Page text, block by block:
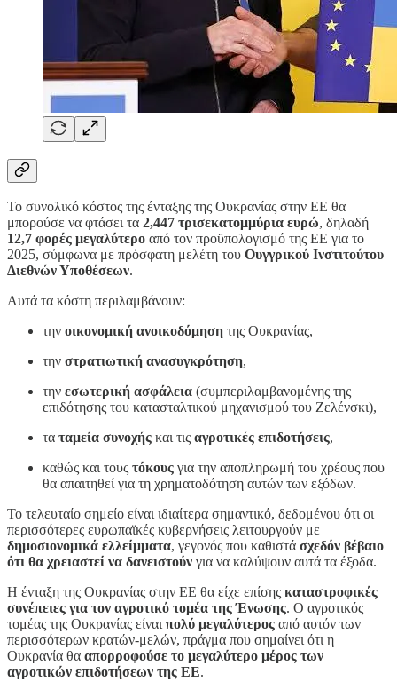
Το συνολικό κόστος της ένταξης της Ουκρανίας στην ΕΕ θα
μπορούσε να φτάσει τα 2,447 τρισεκατομμύρια ευρώ, δηλαδή
12,7 φορές μεγαλύτερο από τον προϋπολογισμό της ΕΕ για το
2025, σύμφωνα με πρόσφατη μελέτη του Ουγγρικού Ινστιτούτου
Διεθνών Υποθέσεων.
Αυτά τα κόστη περιλαμβάνουν:
την οικονομική ανοικοδόμηση της Ουκρανίας,
την στρατιωτική ανασυγκρότηση,
την εσωτερική ασφάλεια (συμπεριλαμβανομένης της
επιδότησης του κατασταλτικού μηχανισμού του Ζελένσκι),
τα ταμεία συνοχής και τις αγροτικές επιδοτήσεις,
καθώς και τους τόκους για την αποπληρωμή του χρέους που
θα απαιτηθεί για τη χρηματοδότηση αυτών των εξόδων.
Το τελευταίο σημείο είναι ιδιαίτερα σημαντικό, δεδομένου ότι οι
περισσότερες ευρωπαϊκές κυβερνήσεις λειτουργούν με
δημοσιονομικά ελλείμματα, γεγονός που καθιστά σχεδόν βέβαιο
ότι θα χρειαστεί να δανειστούν για να καλύψουν αυτά τα έξοδα.
Η ένταξη της Ουκρανίας στην ΕΕ θα είχε επίσης καταστροφικές
συνέπειες για τον αγροτικό τομέα της Ένωσης. Ο αγροτικός
τομέας της Ουκρανίας είναι πολύ μεγαλύτερος από αυτόν των
περισσότερων κρατών-μελών, πράγμα που σημαίνει ότι η
Ουκρανία θα απορροφούσε το μεγαλύτερο μέρος των
αγροτικών επιδοτήσεων της ΕΕ.